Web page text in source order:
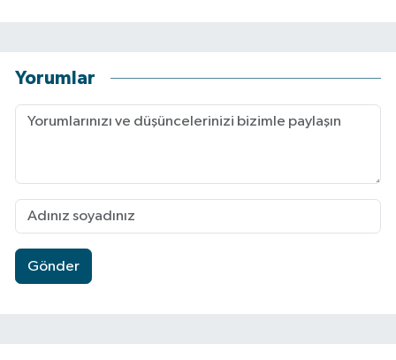
Yorumlar
Gönder